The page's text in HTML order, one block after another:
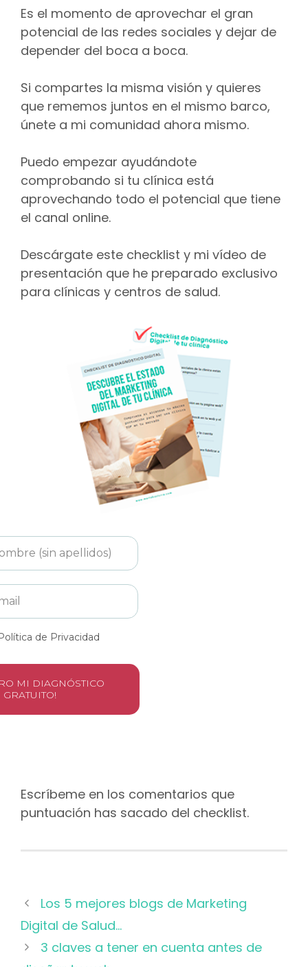
Es el momento de aprovechar el gran
potencial de las redes sociales y dejar de
depender del boca a boca.
Si compartes la misma visión y quieres
que rememos juntos en el mismo barco,
únete a mi comunidad ahora mismo.
Puedo empezar ayudándote
comprobando si tu clínica está
aprovechando todo el potencial que tiene
el canal online.
Descárgate este checklist y mi vídeo de
presentación que he preparado exclusivo
para clínicas y centros de salud.
de Privacidad
MI DIAGNÓSTICO
GRATUITO!
Escríbeme en los comentarios que
puntuación has sacado del checklist.
Los 5 mejores blogs de Marketing
Digital de Salud…
3 claves a tener en cuenta antes de